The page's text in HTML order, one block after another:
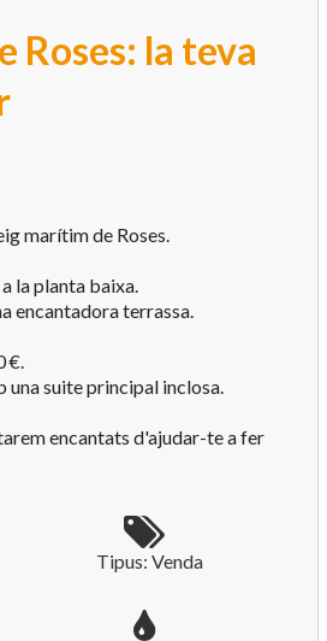
Roses: la teva
marítim de Roses.
la planta baixa.
encantadora terrassa.
€.
una suite principal inclosa.
encantats d'ajudar-te a fer
Tipus: Venda